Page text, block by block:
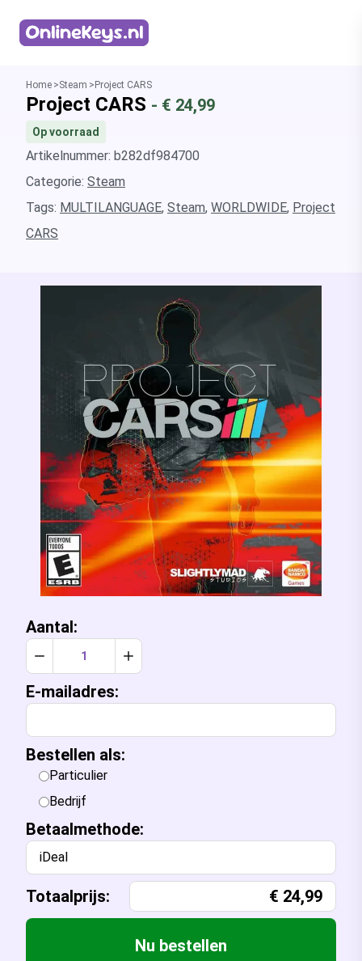
Home Steam Project CARS
Project CARS - € 24,99
Op voorraad
Artikelnummer: b282df984700
Categorie: Steam
Tags: MULTILANGUAGE, Steam, WORLDWIDE, Project
CARS
Aantal:
Verlaag aantal met 1Verhoog aantal met 1
E-mailadres:
Bestellen als:
Particulier
Bedrijf
Betaalmethode:
iDeal
Totaalprijs: € 24,99
Nu bestellen